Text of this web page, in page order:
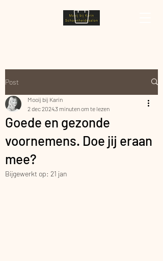
Post
Goede en gezonde
voornemens. Doe jij eraan
mee?
Mooij bij Karin
2 dec 20243 minuten om te lezen
Bijgewerkt op: 21 jan